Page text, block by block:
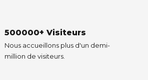
500000+ Visiteurs
Nous accueillons plus d'un demi-
million de visiteurs.